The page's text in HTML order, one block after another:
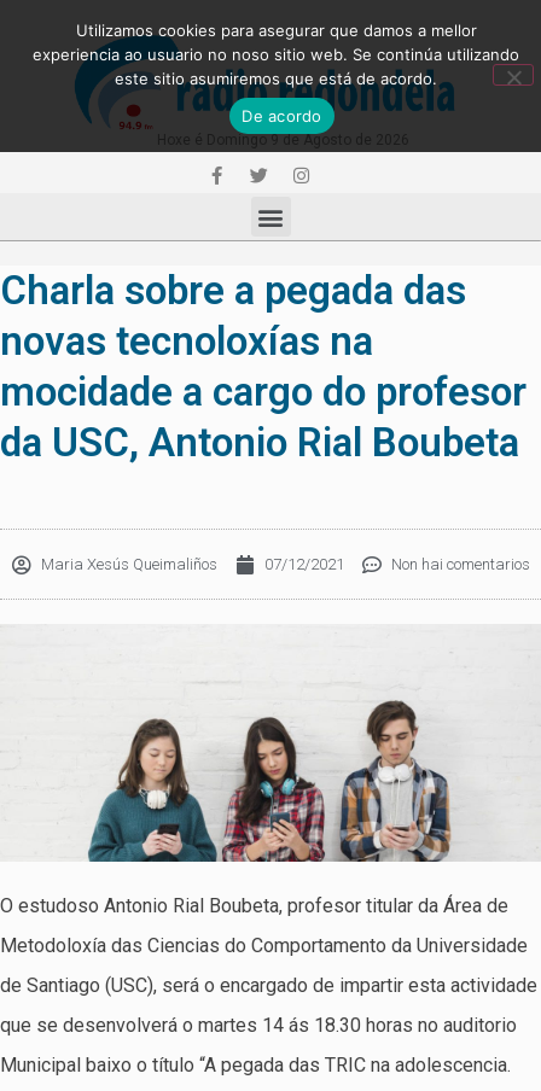
Charla sobre a pegada das
novas tecnoloxías na
mocidade a cargo do profesor
da USC, Antonio Rial Boubeta
Maria Xesús Queimaliños 07/12/2021 Non hai comentarios
O estudoso Antonio Rial Boubeta, profesor titular da Área de
Metodoloxía das Ciencias do Comportamento da Universidade
de Santiago (USC), será o encargado de impartir esta actividade
que se desenvolverá o martes 14 ás 18.30 horas no auditorio
Municipal baixo o título “A pegada das TRIC na adolescencia.
Utilizamos cookies para asegurar que damos a mellor
experiencia ao usuario no noso sitio web. Se continúa utilizando
este sitio asumiremos que está de acordo.
De acordo